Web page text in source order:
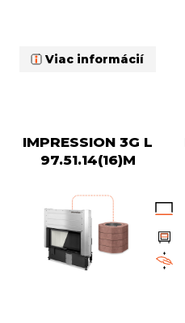
Viac informácií
IMPRESSION 3G L
97.51.14(16)M